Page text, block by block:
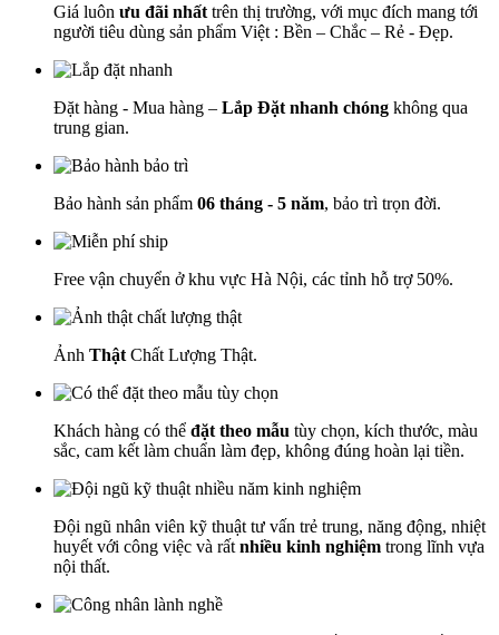
Giá luôn ưu đãi nhất trên thị trường, với mục đích mang tới
người tiêu dùng sản phẩm Việt : Bền – Chắc – Rẻ - Đẹp.
Đặt hàng - Mua hàng – Lắp Đặt nhanh chóng không qua
trung gian.
Bảo hành sản phẩm 06 tháng - 5 năm, bảo trì trọn đời.
Free vận chuyển ở khu vực Hà Nội, các tỉnh hỗ trợ 50%.
Ảnh Thật Chất Lượng Thật.
Khách hàng có thể đặt theo mẫu tùy chọn, kích thước, màu
sắc, cam kết làm chuẩn làm đẹp, không đúng hoàn lại tiền.
Đội ngũ nhân viên kỹ thuật tư vấn trẻ trung, năng động, nhiệt
huyết với công việc và rất nhiều kinh nghiệm trong lĩnh vựa
nội thất.